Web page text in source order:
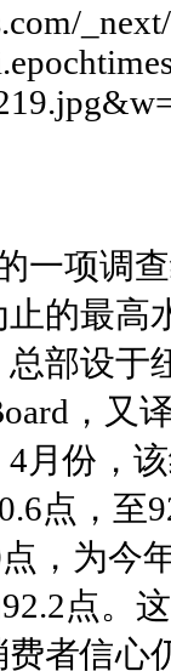
一项调
止的最
部设于
，
月份，
点，至
，为今
点。
者信心